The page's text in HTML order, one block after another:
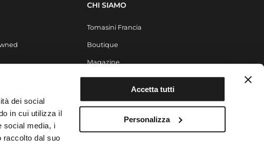
dei social
in cui utilizza il
social media, i
raccolto dal suo
Accetta tutti
Personalizza
CHI SIAMO
Tomasini Francia
Boutique
Magazine
Contatti